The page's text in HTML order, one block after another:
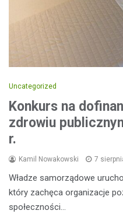
Uncategorized
Konkurs na
zdrowiu
r.
Kamil Nowakowski 7
Władze samorządowe
który zachęca organizacje
społeczności…